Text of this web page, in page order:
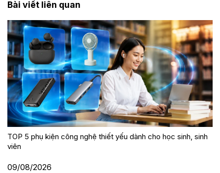
Bài viết liên quan
TOP 5 phụ kiện công nghệ thiết yếu dành cho học sinh, sinh
viên
09/08/2026